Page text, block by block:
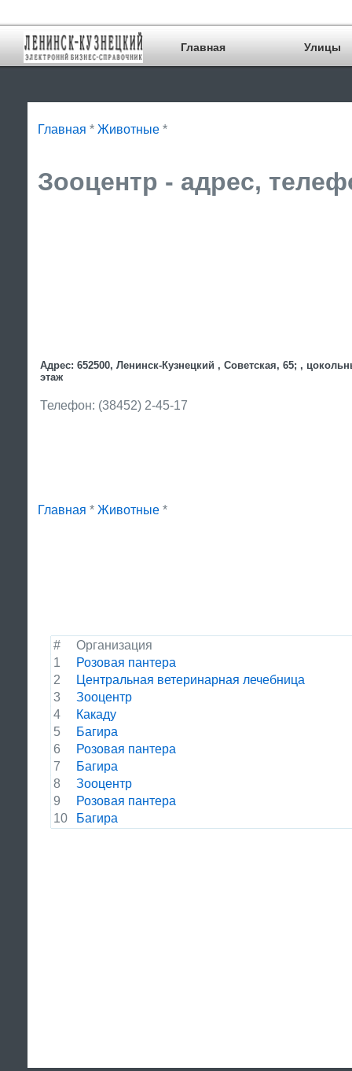
Главная Улицы
Главная * Животные *
Зооцентр - адрес,
Адрес: 652500, Ленинск-Кузнецкий , Советская, 65; ,
этаж
Телефон: (38452) 2-45-17
Главная * Животные *
#
Организация
1
Розовая пантера
2
Центральная ветеринарная лечебница
3
Зооцентр
4
Какаду
5
Багира
6
Розовая пантера
7
Багира
8
Зооцентр
9
Розовая пантера
10
Багира